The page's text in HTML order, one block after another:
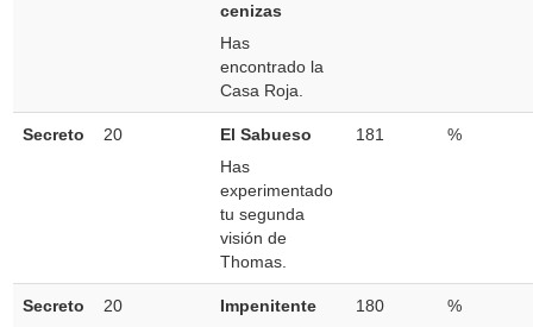
cenizas
Has
encontrado la
Casa Roja.
Secreto 20
El Sabueso
Has
experimentado
tu segunda
visión de
Thomas.
181 %
Secreto 20
Impenitente
180 %